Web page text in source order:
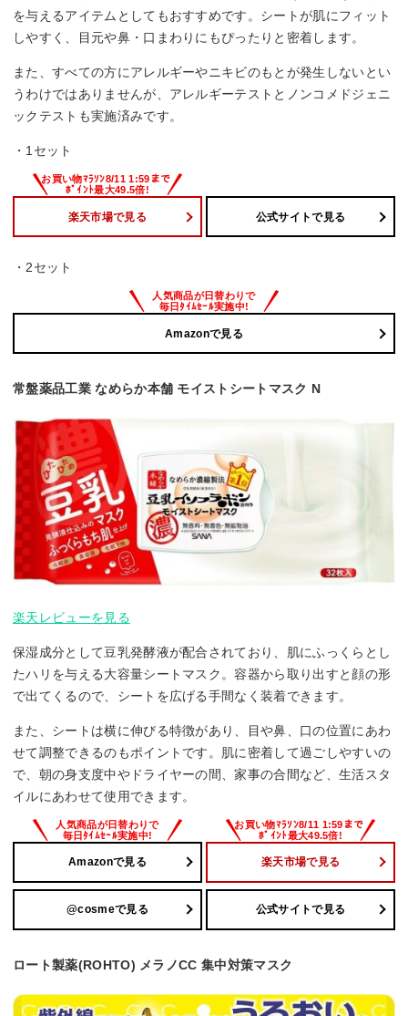
を与えるアイテムとしてもおすすめです。シートが肌にフィット
しやすく、目元や鼻・口まわりにもぴったりと密着します。
また、すべての方にアレルギーやニキビのもとが発生しないとい
うわけではありませんが、アレルギーテストとノンコメドジェニ
ックテストも実施済みです。
・1セット
楽天市場で見る 公式サイトで見る
・2セット
Amazonで見る
常盤薬品工業 なめらか本舗 モイストシートマスク N
楽天レビューを見る
保湿成分として豆乳発酵液が配合されており、肌にふっくらとし
たハリを与える大容量シートマスク。容器から取り出すと顔の形
で出てくるので、シートを広げる手間なく装着できます。
また、シートは横に伸びる特徴があり、目や鼻、口の位置にあわ
せて調整できるのもポイントです。肌に密着して過ごしやすいの
で、朝の身支度中やドライヤーの間、家事の合間など、生活スタ
イルにあわせて使用できます。
Amazonで見る 楽天市場で見る
@cosmeで見る 公式サイトで見る
ロート製薬(ROHTO) メラノCC 集中対策マスク